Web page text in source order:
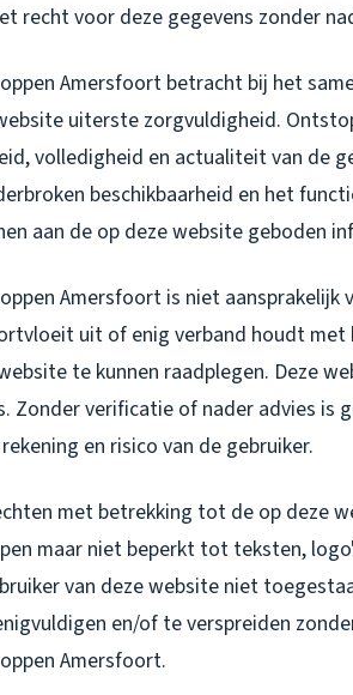
recht voor deze gegevens zonder
Amersfoort betracht bij het
uiterste zorgvuldigheid.
volledigheid en actualiteit van de
beschikbaarheid en het
aan de op deze website geboden
Amersfoort is niet
uit of enig verband houdt
te kunnen raadplegen. Deze
Zonder verificatie of nader advies is
en risico van de gebruiker.
met betrekking tot de op deze
maar niet beperkt tot teksten,
van deze website niet
en/of te verspreiden
Amersfoort.